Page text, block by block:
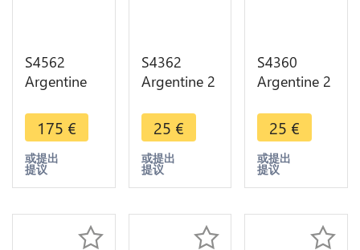
S4562
Argentine
50
Centavos
1883 PCGS
AU58
Silver -
Make offer
175 €
或提出
提议
S4362
Argentine 2
1891
Libertad AU
- Faire Offre
25 €
或提出
提议
S4360
Argentine 2
1885
Libertad XF
- Faire Offre
25 €
或提出
提议